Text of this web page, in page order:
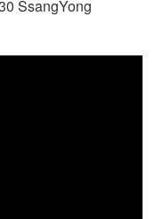
SsangYong